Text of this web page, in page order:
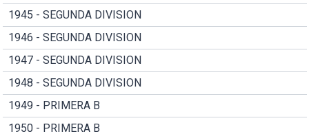
1945 - SEGUNDA DIVISION
1946 - SEGUNDA DIVISION
1947 - SEGUNDA DIVISION
1948 - SEGUNDA DIVISION
1949 - PRIMERA B
1950 - PRIMERA B